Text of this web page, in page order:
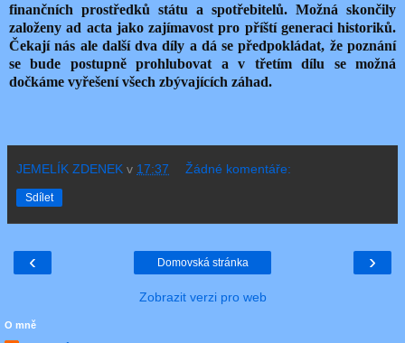
finančních prostředků státu a spotřebitelů. Možná skončily
založeny ad acta jako zajímavost pro příští generaci historiků.
Čekají nás ale další dva díly a dá se předpokládat, že poznání
se bude postupně prohlubovat a v třetím dílu se možná
dočkáme vyřešení všech zbývajících záhad.
JEMELÍK ZDENEK v 17:37 Žádné komentáře:
Sdílet
‹ ›
Domovská stránka
Zobrazit verzi pro web
O mně